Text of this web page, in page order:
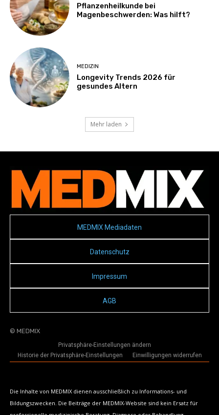
Pflanzenheilkunde bei
Magenbeschwerden: Was hilft?
MEDIZIN
Longevity Trends 2026 für
gesundes Altern
Mehr laden
MEDMIX Mediadaten
Datenschutz
Impressum
AGB
© MEDMIX
Privatsphäre-Einstellungen ändern
Historie der Privatsphäre-Einstellungen
Einwilligungen widerrufen
Die Inhalte von MEDMIX dienen ausschließlich zu Informations- und
Bildungszwecken. Die Beiträge der MEDMIX-Website sind kein Ersatz für